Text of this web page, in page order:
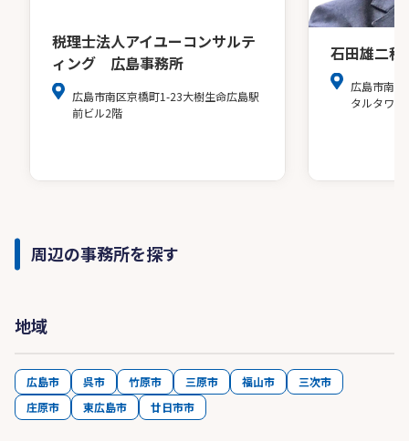
税理士法人アイユーコンサルテ
ィング 広島事務所
広島市南区京橋町1-23大樹生命広島駅
前ビル2階
石田雄二税
広島市南
タルタワー
周辺の事務所を探す
地域
広島市 呉市 竹原市 三原市 福山市
三次市
庄原市
東広島市 廿日市市